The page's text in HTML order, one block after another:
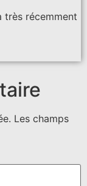
très récemment
Les champs